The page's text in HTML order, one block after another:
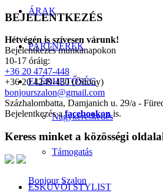
ÁRAK
PARTNEREK
ELÉRHETŐSÉG
Nagykereskedés
Támogatás
ESKÜVŐI STYLIST
BEJELENTKEZÉS
Hétvégén is szívesen várunk!
Bejelentkezés munkanapokon
10-17 óráig:
+36 20 4747-448
+36 20 4249-430 (Öltöny)
bonjourszalon@gmail.com
Százhalombatta, Damjanich u. 29/a -
Bejelentkezés afacebookon is.
Keress minket a közösségi
Bonjour Szalon